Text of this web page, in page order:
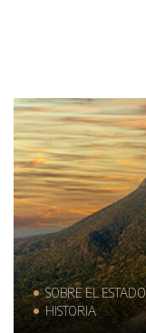
SOBRE EL ESTADO
HISTORIA